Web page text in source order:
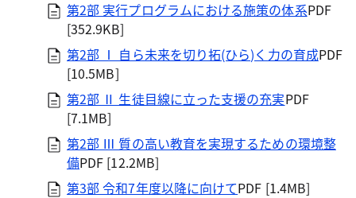
第2部 実行プログラムにおける施策の体系PDF
[352.9KB]
第2部 Ⅰ 自ら未来を切り拓(ひら)く力の育成PDF
[10.5MB]
第2部 Ⅱ 生徒目線に立った支援の充実PDF
[7.1MB]
第2部 Ⅲ 質の高い教育を実現するための環境整
備PDF [12.2MB]
第3部 令和7年度以降に向けてPDF [1.4MB]